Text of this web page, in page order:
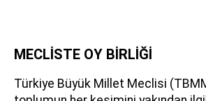
MECLİSTE OY BİRLİĞİ
Türkiye Büyük Millet Meclisi